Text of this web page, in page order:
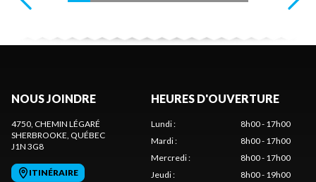
NOUS JOINDRE
4750, CHEMIN LÉGARÉ
SHERBROOKE, QUÉBEC
J1N 3G8
ITINÉRAIRE
HEURES D'OUVERTURE
Lundi:
8h00 - 17h00
Mardi:
8h00 - 17h00
Mercredi:
8h00 - 17h00
Jeudi:
8h00 - 19h00